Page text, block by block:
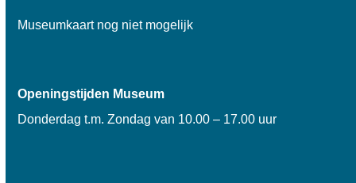
Museumkaart nog niet mogelijk
Openingstijden Museum
Donderdag t.m. Zondag van 10.00 – 17.00 uur